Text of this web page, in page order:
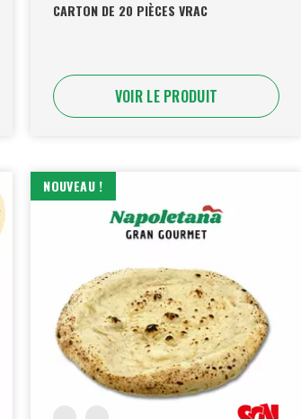
CARTON DE 20 PIÈCES VRAC
VOIR LE PRODUIT
NOUVEAU !